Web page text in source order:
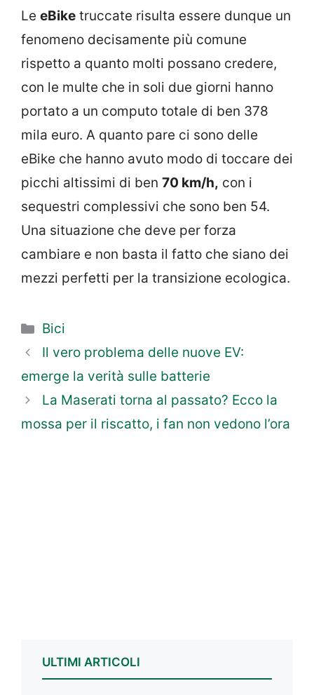
Le eBike truccate risulta essere dunque un
fenomeno decisamente più comune
rispetto a quanto molti possano credere,
con le multe che in soli due giorni hanno
portato a un computo totale di ben 378
mila euro. A quanto pare ci sono delle
eBike che hanno avuto modo di toccare dei
picchi altissimi di ben 70 km/h, con i
sequestri complessivi che sono ben 54.
Una situazione che deve per forza
cambiare e non basta il fatto che siano dei
mezzi perfetti per la transizione ecologica.
Categorie
Bici
Il vero problema delle nuove EV:
emerge la verità sulle batterie
La Maserati torna al passato? Ecco la
mossa per il riscatto, i fan non vedono l’ora
ULTIMI ARTICOLI